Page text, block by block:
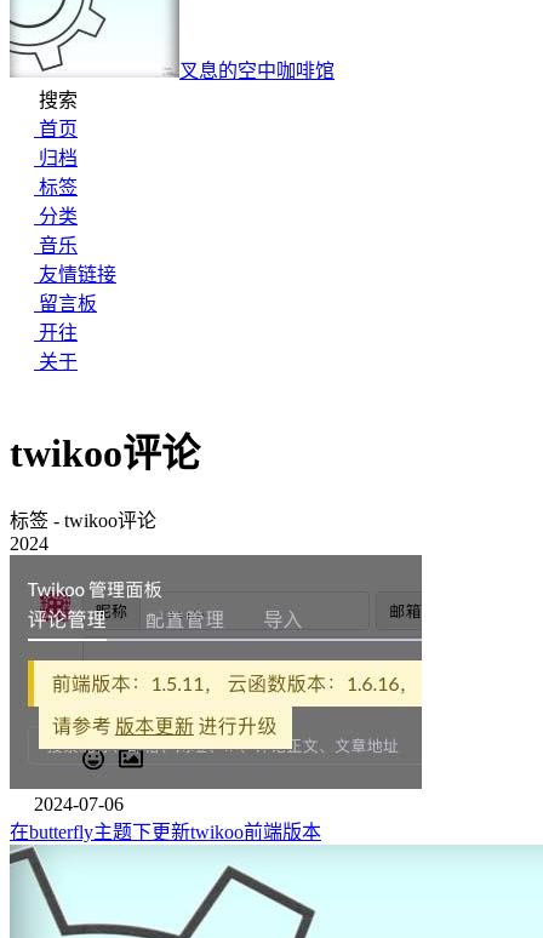
叉息的空中咖啡馆
搜索
首页
归档
标签
分类
音乐
友情链接
留言板
开往
关于
twikoo评论
标签 - twikoo评论
2024
2024-07-06
在butterfly主题下更新twikoo前端版本